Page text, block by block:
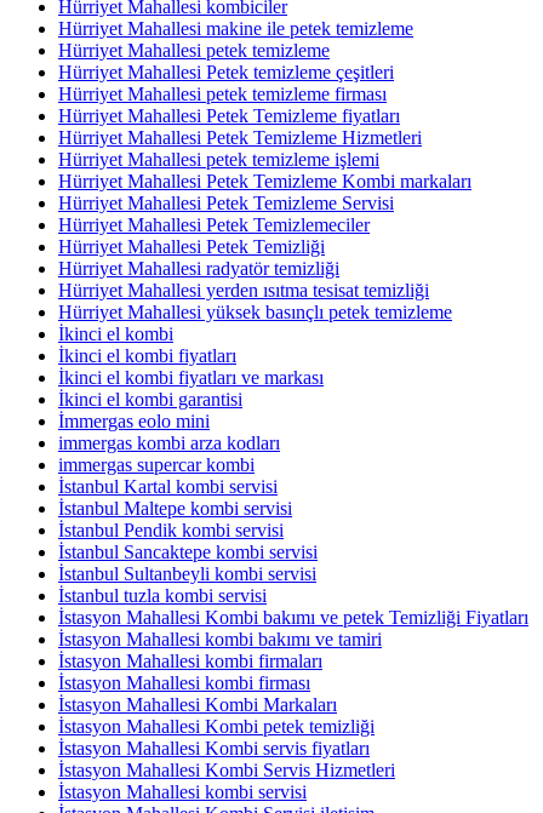
Hürriyet Mahallesi kombiciler
Hürriyet Mahallesi makine ile petek temizleme
Hürriyet Mahallesi petek temizleme
Hürriyet Mahallesi Petek temizleme çeşitleri
Hürriyet Mahallesi petek temizleme firması
Hürriyet Mahallesi Petek Temizleme fiyatları
Hürriyet Mahallesi Petek Temizleme Hizmetleri
Hürriyet Mahallesi petek temizleme işlemi
Hürriyet Mahallesi Petek Temizleme Kombi markaları
Hürriyet Mahallesi Petek Temizleme Servisi
Hürriyet Mahallesi Petek Temizlemeciler
Hürriyet Mahallesi Petek Temizliği
Hürriyet Mahallesi radyatör temizliği
Hürriyet Mahallesi yerden ısıtma tesisat temizliği
Hürriyet Mahallesi yüksek basınçlı petek temizleme
İkinci el kombi
İkinci el kombi fiyatları
İkinci el kombi fiyatları ve markası
İkinci el kombi garantisi
İmmergas eolo mini
immergas kombi arza kodları
immergas supercar kombi
İstanbul Kartal kombi servisi
İstanbul Maltepe kombi servisi
İstanbul Pendik kombi servisi
İstanbul Sancaktepe kombi servisi
İstanbul Sultanbeyli kombi servisi
İstanbul tuzla kombi servisi
İstasyon Mahallesi Kombi bakımı ve petek Temizliği Fiyatları
İstasyon Mahallesi kombi bakımı ve tamiri
İstasyon Mahallesi kombi firmaları
İstasyon Mahallesi kombi firması
İstasyon Mahallesi Kombi Markaları
İstasyon Mahallesi Kombi petek temizliği
İstasyon Mahallesi Kombi servis fiyatları
İstasyon Mahallesi Kombi Servis Hizmetleri
İstasyon Mahallesi kombi servisi